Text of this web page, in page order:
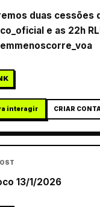
duas cessões
e as 22h
interagir CRIAR
13/1/2026